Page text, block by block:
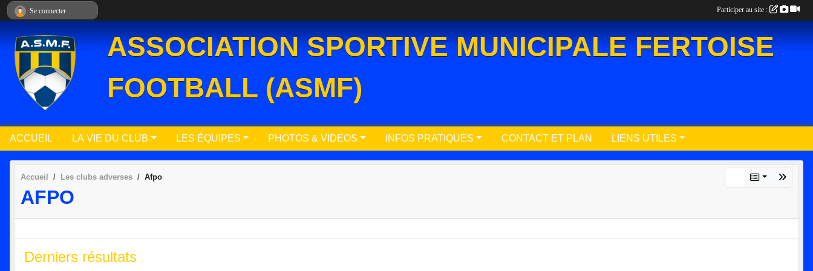
ASSOCIATION SPORTIVE MUNICIPALE FERTOISE
FOOTBALL (ASMF)
ACCUEIL LA VIE DU CLUB LES ÉQUIPES PHOTOS & VIDEOS INFOS PRATIQUES CONTACT ET PLAN LIENS UTILES
Accueil Les clubs adverses Afpo
AFPO
Derniers résultats
Se connecter Participer au site :
Panneau de gestion des cookies